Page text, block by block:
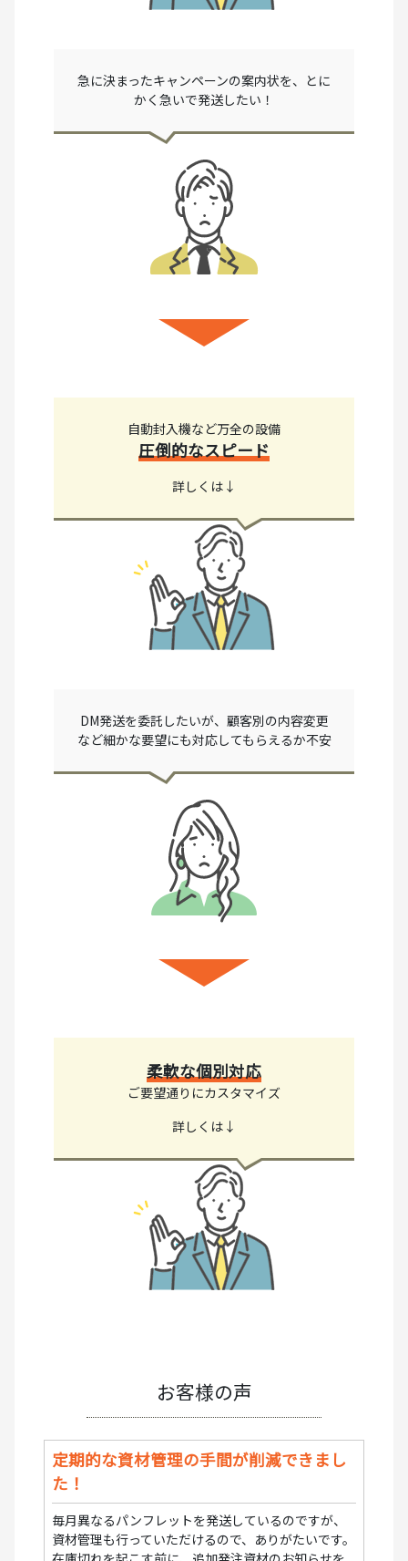
急に決まったキャンペーンの案内状を、とに
かく急いで発送したい！
自動封入機など万全の設備
圧倒的なスピード
詳しくは↓
DM発送を委託したいが、顧客別の内容変更
など細かな要望にも対応してもらえるか不安
柔軟な個別対応
ご要望通りにカスタマイズ
詳しくは↓
お客様の声
定期的な資材管理の手間が削減できまし
た！
毎月異なるパンフレットを発送しているのですが、
資材管理も行っていただけるので、ありがたいです。